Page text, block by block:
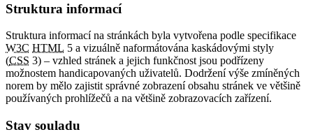
Struktura informací
Struktura informací na stránkách byla vytvořena podle specifikace
W3C HTML 5 a vizuálně naformátována kaskádovými styly
(CSS 3) – vzhled stránek a jejich funkčnost jsou podřízeny
možnostem handicapovaných uživatelů. Dodržení výše zmíněných
norem by mělo zajistit správné zobrazení obsahu stránek ve většině
používaných prohlížečů a na většině zobrazovacích zařízení.
Stav souladu